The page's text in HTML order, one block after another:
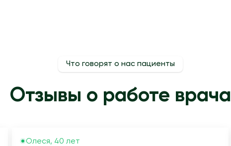
Что говорят о нас пациенты
Отзывы о работе врача
Олеся, 40 лет